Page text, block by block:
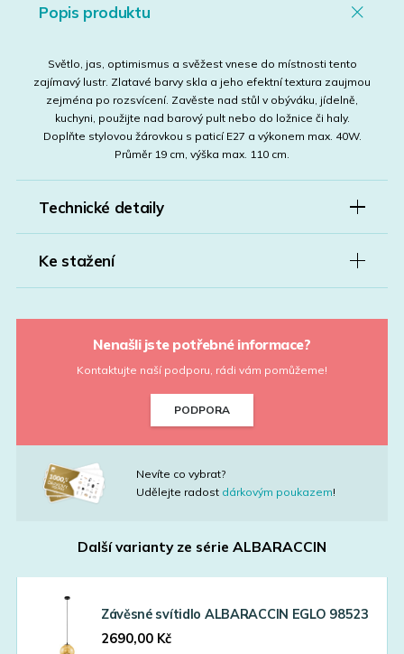
Popis produktu
Světlo, jas, optimismus a svěžest vnese do místnosti tento
zajímavý lustr. Zlatavé barvy skla a jeho efektní textura zaujmou
zejména po rozsvícení. Zavěste nad stůl v obýváku, jídelně,
kuchyni, použijte nad barový pult nebo do ložnice či haly.
Doplňte stylovou žárovkou s paticí E27 a výkonem max. 40W.
Průměr 19 cm, výška max. 110 cm.
Technické detaily
Ke stažení
Nenašli jste potřebné informace?
Kontaktujte naší podporu, rádi vám pomůžeme!
PODPORA
Nevíte co vybrat?
Udělejte radost dárkovým poukazem!
Další varianty ze série ALBARACCIN
Závěsné svítidlo ALBARACCIN EGLO 98523
2690,00 Kč